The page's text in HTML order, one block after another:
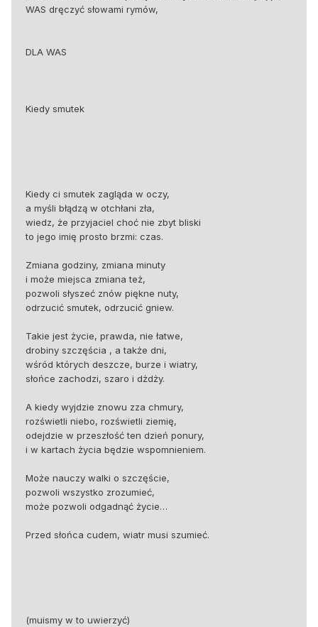
WAS dręczyć słowami rymów,
DLA WAS
Kiedy smutek
Kiedy ci smutek zagląda w oczy,
a myśli błądzą w otchłani zła,
wiedz, że przyjaciel choć nie zbyt bliski
to jego imię prosto brzmi: czas.
Zmiana godziny, zmiana minuty
i może miejsca zmiana też,
pozwoli słyszeć znów piękne nuty,
odrzucić smutek, odrzucić gniew.
Takie jest życie, prawda, nie łatwe,
drobiny szczęścia , a także dni,
wśród których deszcze, burze i wiatry,
słońce zachodzi, szaro i dżdży.
A kiedy wyjdzie znowu zza chmury,
rozświetli niebo, rozświetli ziemię,
odejdzie w przeszłość ten dzień ponury,
i w kartach życia będzie wspomnieniem.
Może nauczy walki o szczęście,
pozwoli wszystko zrozumieć,
może pozwoli odgadnąć życie…
Przed słońca cudem, wiatr musi szumieć.
(muismy w to uwierzyć)